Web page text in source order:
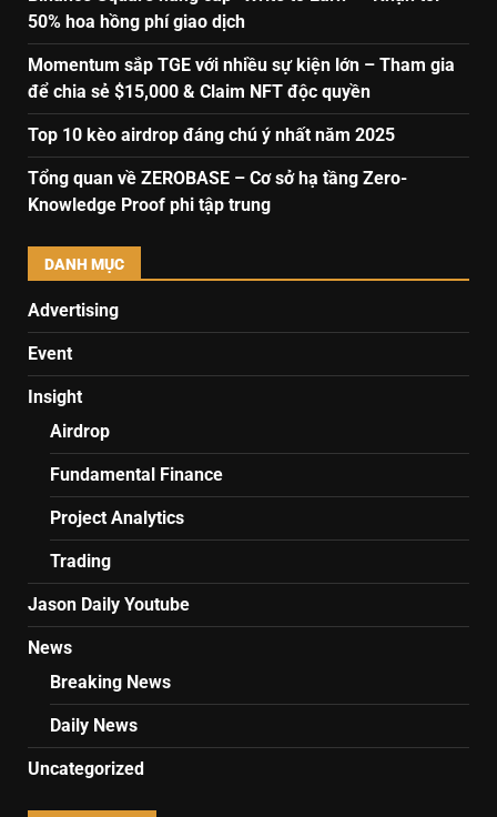
50% hoa hồng phí giao dịch
Momentum sắp TGE với nhiều sự kiện lớn – Tham gia
để chia sẻ $15,000 & Claim NFT độc quyền
Top 10 kèo airdrop đáng chú ý nhất năm 2025
Tổng quan về ZEROBASE – Cơ sở hạ tầng Zero-
Knowledge Proof phi tập trung
DANH MỤC
Advertising
Event
Insight
Airdrop
Fundamental Finance
Project Analytics
Trading
Jason Daily Youtube
News
Breaking News
Daily News
Uncategorized